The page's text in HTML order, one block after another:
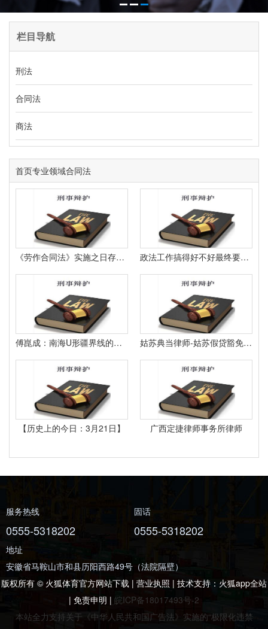
栏目导航
刑法
合同法
商法
首页专业领域合同法
《劳作合同法》实施之日存续的劳作合同在本法实施后免除或许停止的经济补偿年限怎么核算？ 政法工作搞得好不好最终要看人民满意不满意。
傅崑成：南海U形疆界线的法律性质-傅崐成 姑苏典当律师-姑苏假贷豁免律师-债款人吊销胶葛宋
【历史上的今日：3月21日】 广西定捷律师事务所律师
服务热线
0555-5318202
固话
0555-5318202
地址
安徽省马鞍山市和县历阳西路49号（法院隔壁）
版权所有 © 火狐体育官方网站下载 | 营业执照 | 技术支持： 火狐app全站
| 免责申明 | 皖ICP备18017493号-2
本站全力支持关于《中华人民共和国广告法》实施的“极限化违禁